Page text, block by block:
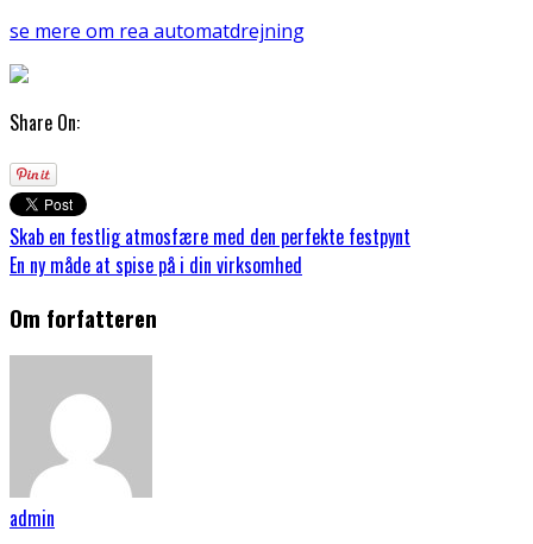
se mere om rea automatdrejning
Share On:
Skab en festlig atmosfære med den perfekte festpynt
En ny måde at spise på i din virksomhed
Om forfatteren
admin